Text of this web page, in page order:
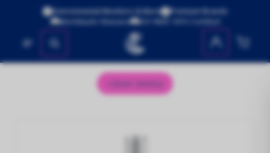
Environmental Monitors & More
Premium Brands
Worldwide Shipping
ISO 9001:2015 Certified
No se encontraron productos
Dust Sentry